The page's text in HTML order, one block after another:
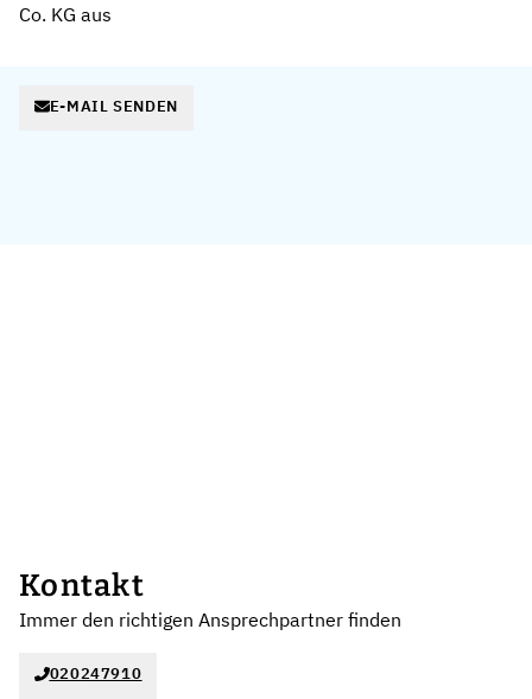
Co. KG aus
E-MAIL SENDEN
Kontakt
Immer den richtigen Ansprechpartner finden
020247910